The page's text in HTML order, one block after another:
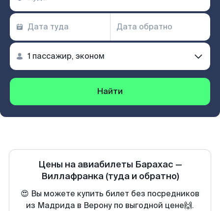
Найти
Цены на авиабилеты Барахас —
Виллафранка (туда и обратно)
😍 Вы можете купить билет без посредников
из Мадрида в Верону по выгодной цене🙌.